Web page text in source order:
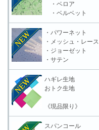
・ベロア
・ベルベット
・パワーネット
・メッシュ・レース
・ジョーゼット
・サテン
ハギレ生地
おトク生地
《現品限り》
スパンコール